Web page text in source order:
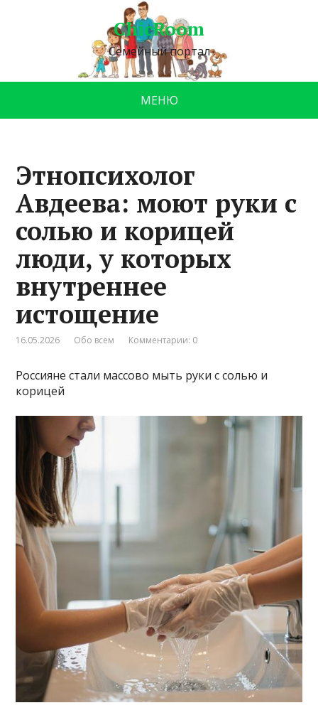
ChicRoom
Семейный портал
МЕНЮ
Этнопсихолог
Авдеева: моют руки с
солью и корицей
люди, у которых
внутреннее
истощение
16.05.2026 Обо всем Комментарии: 0
Россияне стали массово мыть руки с солью и
корицей